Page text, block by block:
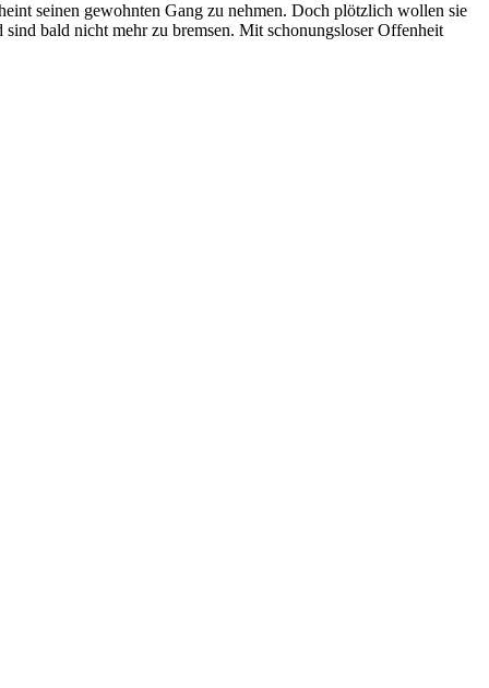
seinen gewohnten Gang zu nehmen. Doch plötzlich wollen sie
bald nicht mehr zu bremsen. Mit schonungsloser Offenheit